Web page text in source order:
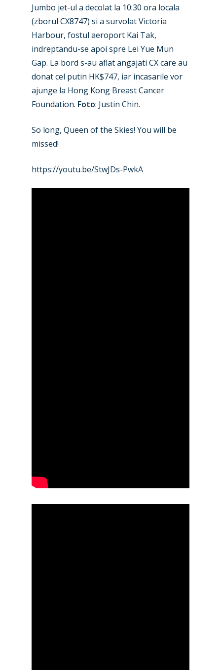
Jumbo jet-ul a decolat la 10:30 ora locala
(zborul CX8747) si a survolat Victoria
Harbour, fostul aeroport Kai Tak,
indreptandu-se apoi spre Lei Yue Mun
Gap. La bord s-au aflat angajati CX care au
donat cel putin HK$747, iar incasarile vor
ajunge la Hong Kong Breast Cancer
Foundation. Foto: Justin Chin.
So long, Queen of the Skies! You will be
missed!
https://youtu.be/StwJDs-PwkA